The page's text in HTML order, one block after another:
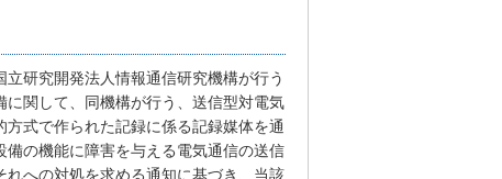
研究開発法人情報通信研究機構が行う
関して、同機構が行う、送信型対電気
式で作られた記録に係る記録媒体を通
の機能に障害を与える電気通信の送信
への対処を求める通知に基づき、当該